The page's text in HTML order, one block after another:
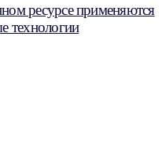
ресурсе применяются
технологии